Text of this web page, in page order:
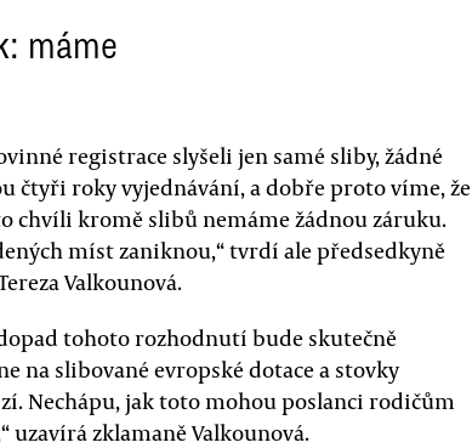
máme
registrace slyšeli jen samé sliby, žádné
čtyři roky vyjednávání, a dobře proto víme, že
chvíli kromě slibů nemáme žádnou záruku.
míst zaniknou,“ tvrdí ale předsedkyně
Valkounová.
tohoto rozhodnutí bude skutečně
na slibované evropské dotace a stovky
Nechápu, jak toto mohou poslanci rodičům
uzavírá zklamaně Valkounová.